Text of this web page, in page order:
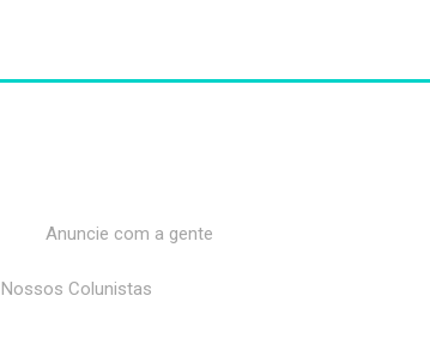
Anuncie com a gente
Nossos Colunistas